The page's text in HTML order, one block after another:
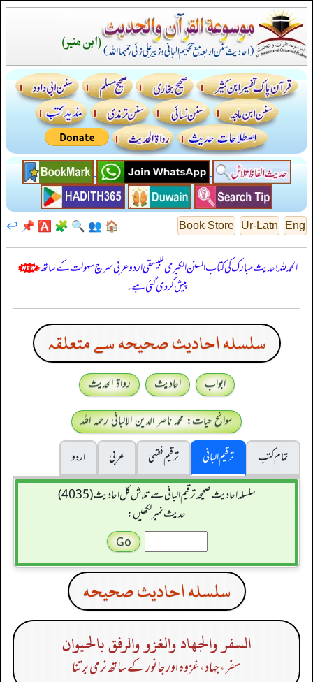
Eng
Ur-Latn
Book Store
🏠
👥
🔍
🧩
🅰️
📌
↩️
الحمدللہ! حدیث مبارک کی کتاب السنن الكبرى للبيهقي اردو عربی سرچ سہولت کے ساتھ
پیش کر دی گئی ہے۔
سلسله احاديث صحيحه سے متعلقہ
ابواب احادیث
رواۃ الحدیث
سوانح حیات: محمد ناصر الدین الالبانی رحمہ اللہ
تمام کتب
ترقیم البانی ترقيم فقہی عربی
اردو
سلسله احاديث صحيحه ترقیم البانی سے تلاش کل احادیث (4035)
حدیث نمبر لکھیں:
سلسله احاديث صحيحه
السفر والجهاد والغزو والرفق بالحيوان
سفر، جہاد، غزوہ اور جانور کے ساتھ نرمی برتنا